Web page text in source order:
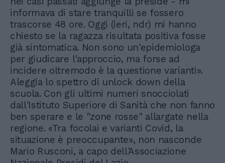
informava di stare tranquilli se fossero
trascorse 48 ore. Oggi (ieri, ndr) mi hanno
chiesto se la ragazza risultata positiva fosse
già sintomatica. Non sono un'epidemiologa
per giudicare l'approccio, ma forse ad
incidere oltremodo è la questione varianti».
Aleggia lo spettro di unlock down della
scuola. Con gli ultimi numeri snocciolati
dall'Istituto Superiore di Sanità che non fanno
ben sperare e le "zone rosse" allargate nella
regione. «Tra focolai e varianti Covid, la
situazione è preoccupante», non nasconde
Mario Rusconi, a capo dell'Associazione